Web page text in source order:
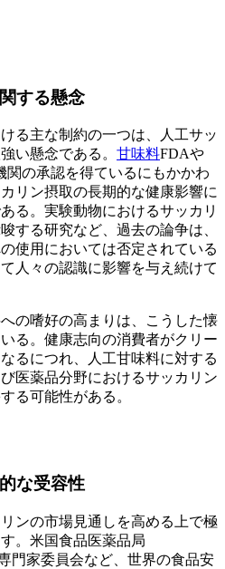
する懸念
る主な制約の一つは、人工サッ
い懸念である。 甘味料FDAや
関の承認を得ているにもかかわ
リン摂取の長期的な健康影響に
る。実験動物におけるサッカリ
する研究など、過去の論争は、
使用においては否定されている
人々の認識に影響を与え続けて
の嗜好の高まりは、こうした懐
る。健康志向の消費者がクリー
るにつれ、人工甘味料に対する
医薬品分野におけるサッカリン
る可能性がある。
な受容性
ンの市場見通しを高める上で極
。米国食品医薬品局
門家委員会など、世界の食品安